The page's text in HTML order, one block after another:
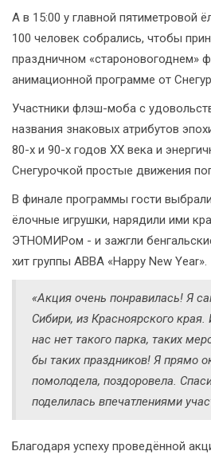
А в 15:00 у главной
100 человек собрались, чтобы
праздничном «староновогоднем»
анимационной программе от
Участники флэш-моба с
названия знаковых атрибутов
80-х и 90-х годов ХХ века и
Снегурочкой простые движения
В финале программы гости
ёлочные игрушки, нарядили ими
ЭТНОМИРом - и зажгли
хит группы АВВА «Happy New Year».
«Акция очень понравилась! Я
Сибири, из Красноярского
нас нет такого парка, таких
бы таких праздников! Я прямо
помолодела, поздоровела.
поделилась впечатлениями
Благодаря успеху проведённой